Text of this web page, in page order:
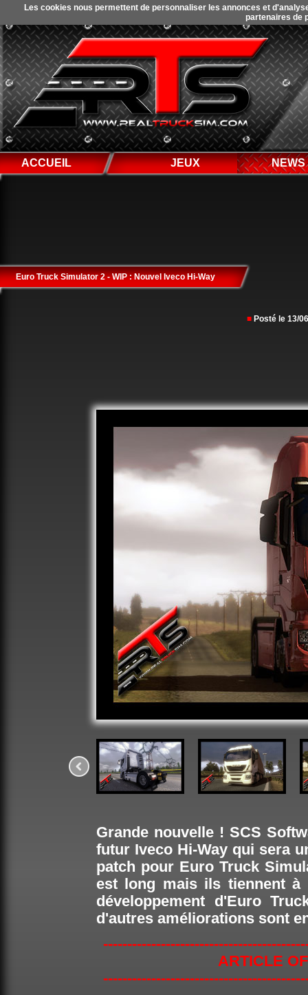
ACCUEIL JEUX NEWS
Euro Truck Simulator 2 - WIP : Nouvel Iveco Hi-Way
■ Posté le 13/
Grande nouvelle ! SCS
futur Iveco Hi-Way qui sera
patch pour Euro Truck
est long mais ils tiennent
développement d'Euro
d'autres améliorations sont
ARTICLE
Les cookies nous permettent de personnaliser les annonces et
partenaires de